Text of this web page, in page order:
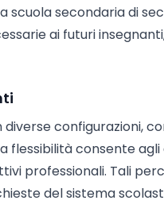
secondaria di
ai futuri
configurazioni,
flessibilità consente
professionali. Tali
del sistema